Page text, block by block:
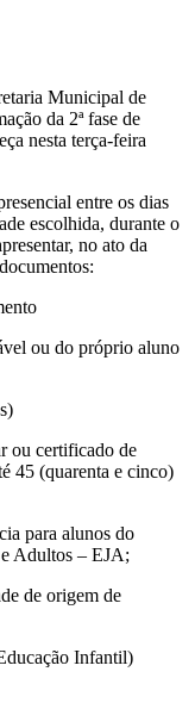
Municipal de
da 2ª fase de
nesta terça-feira
entre os dias
escolhida, durante o
no ato da
ou do próprio aluno
ou certificado de
45 (quarenta e cinco)
para alunos do
Adultos – EJA;
de origem de
Infantil)